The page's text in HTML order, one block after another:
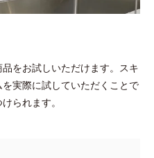
をお試しいただけます。スキ
実際に試していただくことで
られます。